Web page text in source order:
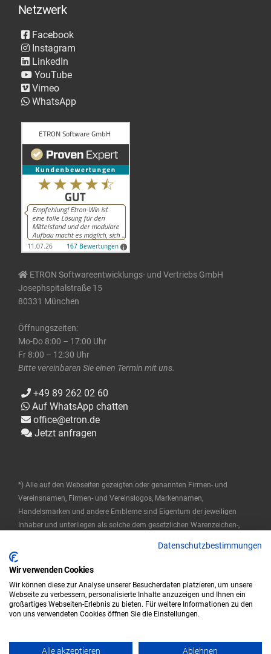
Netzwerk
Facebook
Instagram
LinkedIn
YouTube
Vimeo
WhatsApp
ETRON Softwareentwicklungs- und Vertriebs GmbH
Josephspitalstraße 15
80331 München
Öffnungszeiten:
Mo-Do 8:00 – 17:00 Uhr
Fr 8:00 – 12:30 Uhr
Bitte vereinbaren Sie einen Termin mit uns.
+49 89 262 02 60
Auf WhatsApp chatten
office@etron.de
Jetzt anfragen
*) Alle auf den Webseiten gezeigten oder genannten Firmen- und
Vereinsnamen, Firmen- und Vereinslogos, Markennamen,
Handelsmarken und andere Embleme sind Eigentum der jeweiligen
Inhaber und unterliegen als solche dem gesetzlichen Warenzeichen-,
stellen keine Zugehörigkeit durch die Markeninhaber dar.
© 2025 ETRON Softwareentwicklungs- und Vertriebs GmbH
Impressum | Datenschutz | AGB
© 2023 ETRON - Powered by ETRON - Webshop, Warenwirtschaft und
Datenschutzbestimmungen
Wir verwenden Cookies
Wir können diese zur Analyse unserer Besucherdaten platzieren, um unsere
Webseite zu verbessern, personalisierte Inhalte anzuzeigen und Ihnen ein
großartiges Webseiten-Erlebnis zu bieten. Für weitere Informationen zu den
von uns verwendeten Cookies öffnen Sie die Einstellungen.
Alle akzeptieren Ablehnen